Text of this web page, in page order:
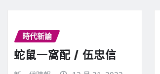
時代新論
蛇鼠一窩配 / 伍忠信